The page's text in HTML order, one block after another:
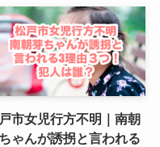
市女児行方不明｜南朝
ゃんが誘拐と言われる